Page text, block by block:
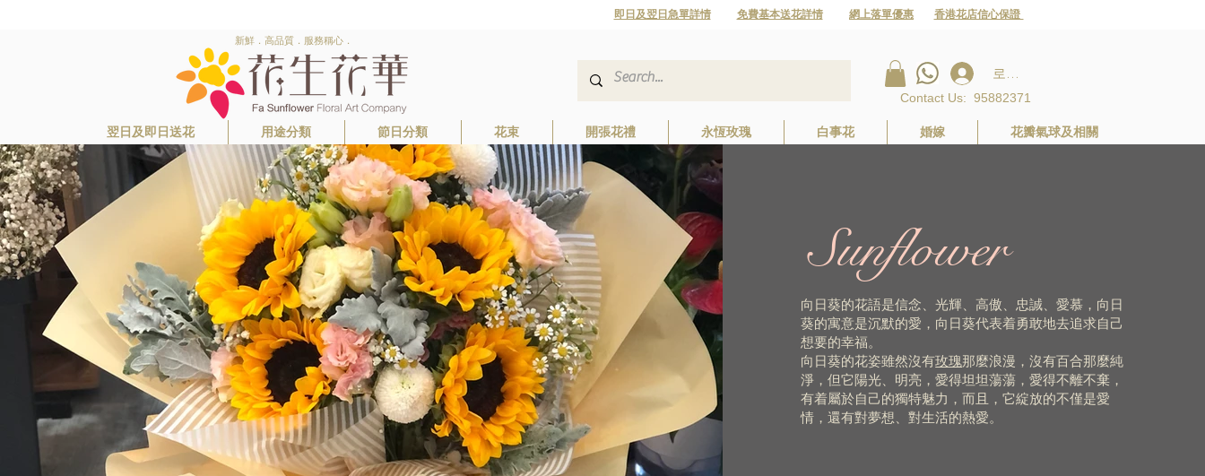
即日及翌日急單詳情 免費基本送花詳情 網上落單優惠 香港花店信心保證
新鮮．高品質．服務稱心．
로그인
Contact Us: 95882371
翌日及即日送花 用途分類 節日分類 花束 開張花禮 永恆玫瑰 白事花 婚嫁 花瓣氣球及相關
Sunflower
向日葵的花語是信念、光輝、高傲、忠誠、愛慕，向日
葵的寓意是沉默的愛，向日葵代表着勇敢地去追求自己
想要的幸福。
向日葵的花姿雖然沒有玫瑰那麼浪漫，沒有百合那麼純
淨，但它陽光、明亮，愛得坦坦蕩蕩，愛得不離不棄，
有着屬於自己的獨特魅力，而且，它綻放的不僅是愛
情，還有對夢想、對生活的熱愛。